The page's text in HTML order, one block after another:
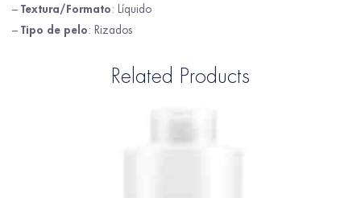
– Textura/Formato: Líquido
– Tipo de pelo: Rizados
Related Products